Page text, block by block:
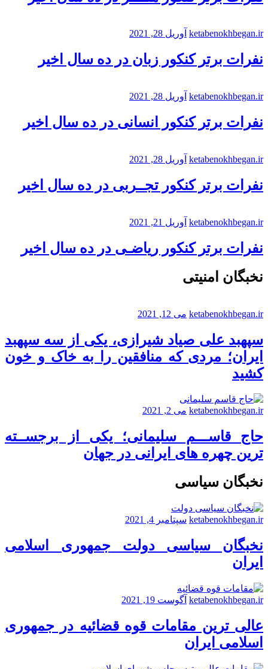
ketabenokhbegan.ir آوریل 28, 2021
نفرات برتر کنکور زبان در ده سال اخیر
ketabenokhbegan.ir آوریل 28, 2021
نفرات برتر کنکور انسانی در ده سال اخیر
ketabenokhbegan.ir آوریل 28, 2021
نفرات برتر کنکور تجــربی در ده سال اخیر
ketabenokhbegan.ir آوریل 21, 2021
نفرات برتر کنکور ریاضـی در ده سال اخیر
نخبگان امنیتی
ketabenokhbegan.ir می 12, 2021
سپهبد علی صیاد شیرازی، یکی از سه سپهبد
ایران؛ مردی که منافقین را به خاک و خون
کشید
ketabenokhbegan.ir می 2, 2021
حاج قاســـم سلیمانی؛ یکی از برجســته
ترین چهره های ایرانی در جهان
نخبگان سیاسی
ketabenokhbegan.ir سپتامبر 4, 2021
نخبگان سیاسی دولت جمهوری اسلامی
ایران
ketabenokhbegan.ir آگوست 19, 2021
عالی ترین مقامات قوه قضائیه در جمهوری
اسلامی ایران